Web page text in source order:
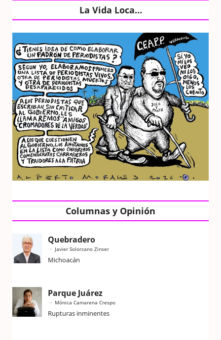
La Vida Loca…
Columnas y Opinión
Quebradero
Javier Solorzano Zinser
Michoacán
Parque Juárez
Mónica Camarena Crespo
Rupturas inminentes